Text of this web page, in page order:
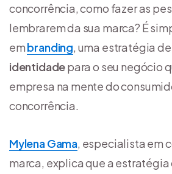
concorrência, como fazer as
lembrarem da sua marca? É
embranding, uma estratégia de
identidadepara o seu negócio
empresa na mente do
concorrência.
Mylena Gama, especialista em
marca, explica que a